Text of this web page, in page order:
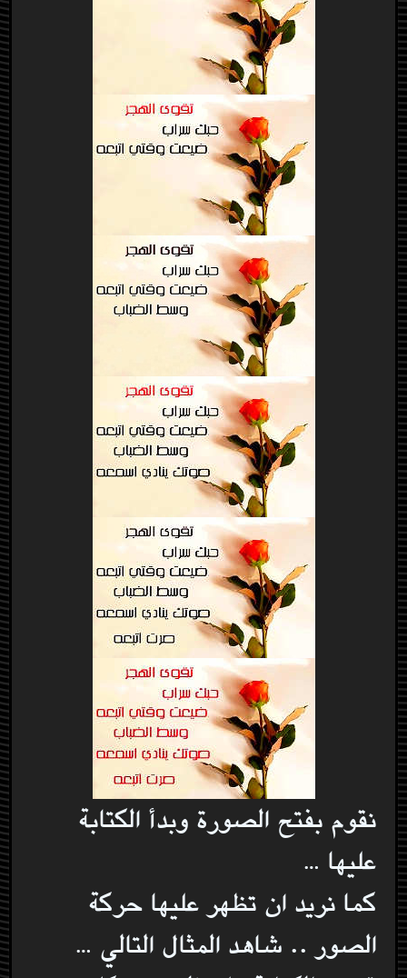
نقوم بفتح الصورة وبدأ الكتابة
عليها …
كما نريد ان تظهر عليها حركة
الصور .. شاهد المثال التالي …